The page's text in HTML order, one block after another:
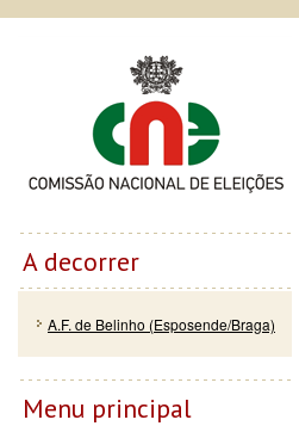
A decorrer
A.F. de Belinho (Esposende/Braga)
Menu principal